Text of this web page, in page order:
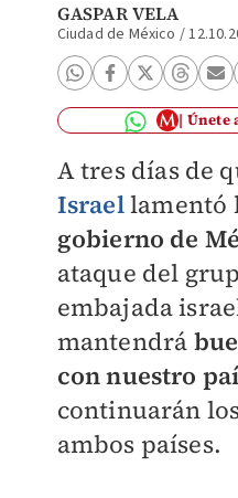
GASPAR VELA
Ciudad de México /
Únete
A tres días de
Israellamentó
gobierno de
ataque del
embajada
mantendrá
con nuestro
continuarán
ambos países.